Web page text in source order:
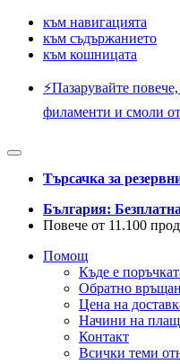
към навигацията
към съдържанието
към кошницата
⚡️Пазарувайте
филаменти и смоли
Търсачка за
България:
Повече от 11.100
Помощ
Къде е
Обратно
Цена на
Начини на
Контакт
Всички теми